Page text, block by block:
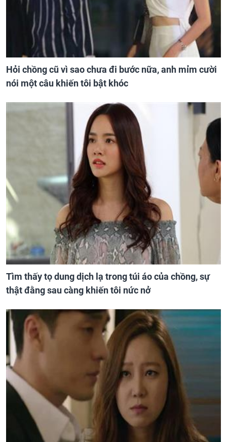
Hỏi chồng cũ vì sao chưa đi bước nữa, anh mỉm cười
nói một câu khiến tôi bật khóc
Tìm thấy tọ dung dịch lạ trong túi áo của chồng, sự
thật đằng sau càng khiến tôi nức nở